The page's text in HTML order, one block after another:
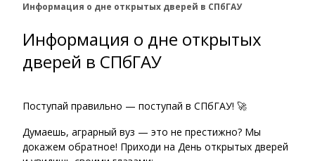
Информация о дне открытых дверей в СПбГАУ
Информация о дне открытых
дверей в СПбГАУ
Поступай правильно — поступай в СПбГАУ! 🚀
Думаешь, аграрный вуз — это не престижно? Мы
докажем обратное! Приходи на День открытых дверей